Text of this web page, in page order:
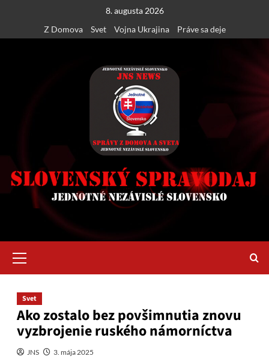
content
8. augusta 2026
Z Domova
Svet Vojna Ukrajina Práve sa deje
Menu
Svet
Ako zostalo bez povšimnutia znovu
vyzbrojenie ruského námorníctva
JNS 3. mája 2025